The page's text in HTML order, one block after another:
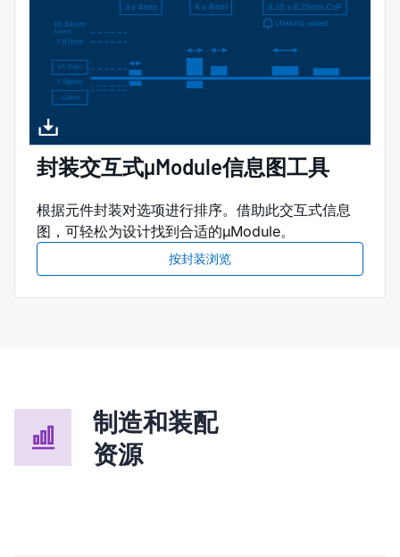
封装交互式µModule信息图工具
根据元件封装对选项进行排序。借助此交互式信息
图，可轻松为设计找到合适的µModule。
按封装浏览
制造和装配
资源